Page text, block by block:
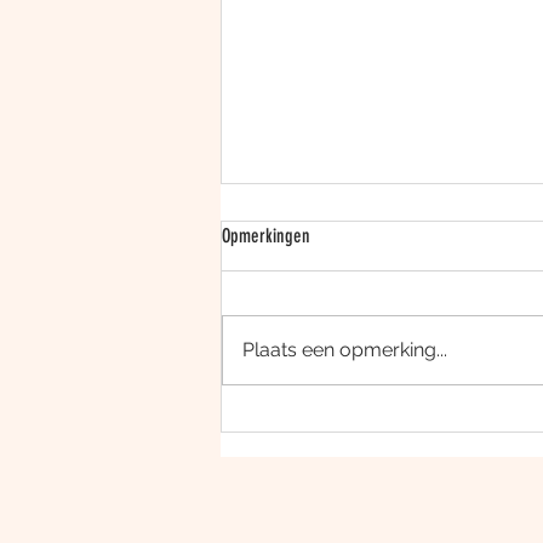
Opmerkingen
Plaats een opmerking...